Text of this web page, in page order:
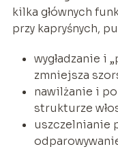
kilka głównych
przy kapryśnych,
wygładzanie i
zmniejsza
nawilżanie i
strukturze
uszczelnianie